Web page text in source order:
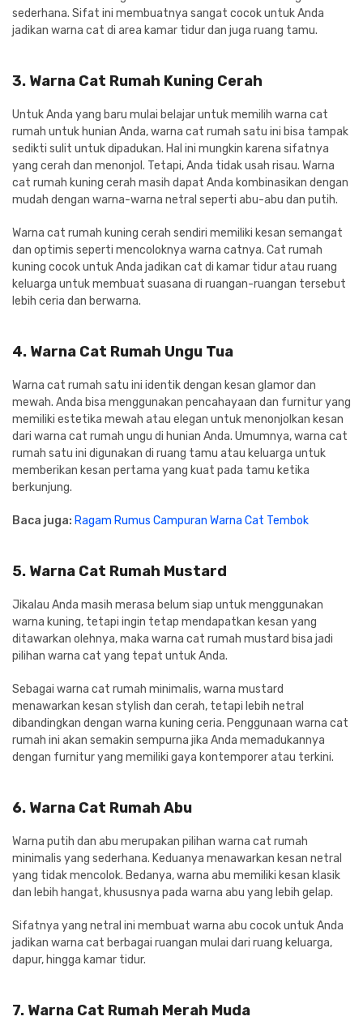
sederhana. Sifat ini membuatnya sangat cocok untuk Anda
jadikan warna cat di area kamar tidur dan juga ruang tamu.
3. Warna Cat Rumah Kuning Cerah
Untuk Anda yang baru mulai belajar untuk memilih warna cat
rumah untuk hunian Anda, warna cat rumah satu ini bisa tampak
sedikti sulit untuk dipadukan. Hal ini mungkin karena sifatnya
yang cerah dan menonjol. Tetapi, Anda tidak usah risau. Warna
cat rumah kuning cerah masih dapat Anda kombinasikan dengan
mudah dengan warna-warna netral seperti abu-abu dan putih.
Warna cat rumah kuning cerah sendiri memiliki kesan semangat
dan optimis seperti mencoloknya warna catnya. Cat rumah
kuning cocok untuk Anda jadikan cat di kamar tidur atau ruang
keluarga untuk membuat suasana di ruangan-ruangan tersebut
lebih ceria dan berwarna.
4. Warna Cat Rumah Ungu Tua
Warna cat rumah satu ini identik dengan kesan glamor dan
mewah. Anda bisa menggunakan pencahayaan dan furnitur yang
memiliki estetika mewah atau elegan untuk menonjolkan kesan
dari warna cat rumah ungu di hunian Anda. Umumnya, warna cat
rumah satu ini digunakan di ruang tamu atau keluarga untuk
memberikan kesan pertama yang kuat pada tamu ketika
berkunjung.
Baca juga: Ragam Rumus Campuran Warna Cat Tembok
5. Warna Cat Rumah Mustard
Jikalau Anda masih merasa belum siap untuk menggunakan
warna kuning, tetapi ingin tetap mendapatkan kesan yang
ditawarkan olehnya, maka warna cat rumah mustard bisa jadi
pilihan warna cat yang tepat untuk Anda.
Sebagai warna cat rumah minimalis, warna mustard
menawarkan kesan stylish dan cerah, tetapi lebih netral
dibandingkan dengan warna kuning ceria. Penggunaan warna cat
rumah ini akan semakin sempurna jika Anda memadukannya
dengan furnitur yang memiliki gaya kontemporer atau terkini.
6. Warna Cat Rumah Abu
Warna putih dan abu merupakan pilihan warna cat rumah
minimalis yang sederhana. Keduanya menawarkan kesan netral
yang tidak mencolok. Bedanya, warna abu memiliki kesan klasik
dan lebih hangat, khususnya pada warna abu yang lebih gelap.
Sifatnya yang netral ini membuat warna abu cocok untuk Anda
jadikan warna cat berbagai ruangan mulai dari ruang keluarga,
dapur, hingga kamar tidur.
7. Warna Cat Rumah Merah Muda